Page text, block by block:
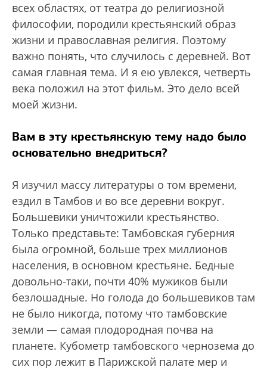
всех областях, от театра до религиозной
философии, породили крестьянский образ
жизни и православная религия. Поэтому
важно понять, что случилось с деревней. Вот
самая главная тема. И я ею увлекся, четверть
века положил на этот фильм. Это дело всей
моей жизни.
Вам в эту крестьянскую тему надо было
основательно внедриться?
Я изучил массу литературы о том времени,
ездил в Тамбов и во все деревни вокруг.
Большевики уничтожили крестьянство.
Только представьте: Тамбовская губерния
была огромной, больше трех миллионов
населения, в основном крестьяне. Бедные
довольно-таки, почти 40% мужиков были
безлошадные. Но голода до большевиков там
не было никогда, потому что тамбовские
земли — самая плодородная почва на
планете. Кубометр тамбовского чернозема до
сих пор лежит в Парижской палате мер и